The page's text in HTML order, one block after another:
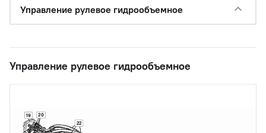
Управление рулевое гидрообъемное
Управление рулевое гидрообъемное
19 20
22